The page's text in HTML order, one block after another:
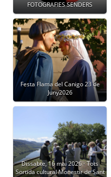
FOTOGRAFIES SENDERS
Festa Flama del Canigo 23 de
Juny2026
Dissabte, 16 mai 2026 - Tots
Sortida cultural Monestir de Sant